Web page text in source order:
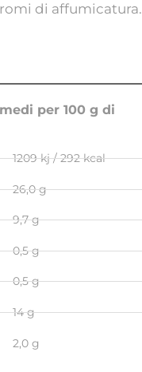
di affumicatura.
per 100 g di
1209 kj / 292 kcal
26,0 g
9,7 g
0,5 g
0,5 g
14 g
2,0 g